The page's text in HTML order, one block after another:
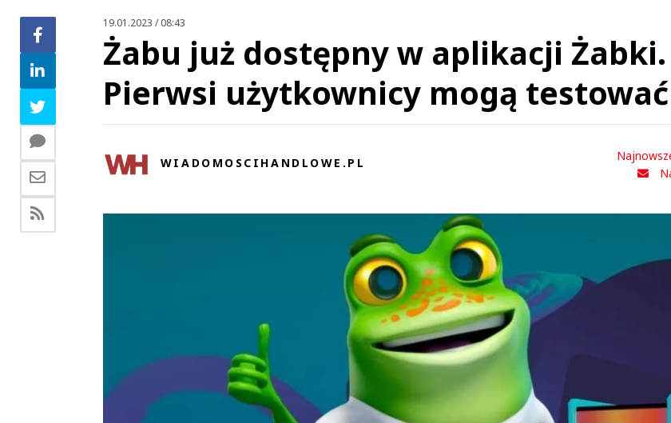
19.01.2023 / 08:43
Żabu już dostępny w aplikacji Żabki.
Pierwsi użytkownicy mogą testować
WIADOMOSCIHANDLOWE.PL